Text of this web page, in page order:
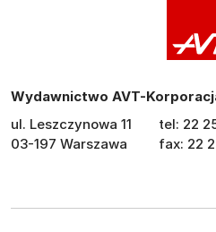
Wydawnictwo AVT-
ul. Leszczynowa 11
03-197 Warszawa
tel: 22
fax: 22